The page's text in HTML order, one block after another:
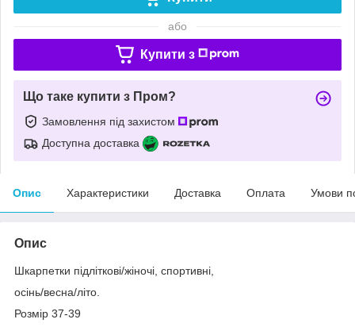
або
Купити з
Що таке купити з Пром?
Замовлення під захистом
Доступна доставка
Опис Характеристики Доставка Оплата Умови
Опис
Шкарпетки підліткові/жіночі, спортивні,
осінь/весна/літо.
Розмір 37-39